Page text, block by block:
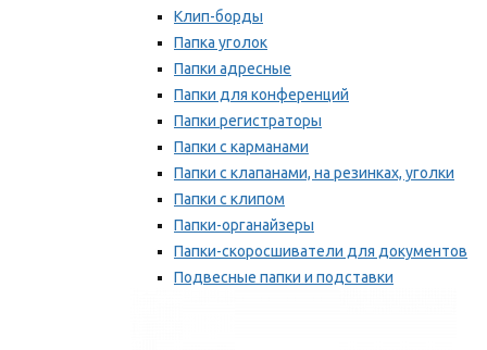
Клип-борды
Папка уголок
Папки адресные
Папки для конференций
Папки регистраторы
Папки с карманами
Папки с клапанами, на резинках, уголки
Папки с клипом
Папки-органайзеры
Папки-скоросшиватели для документов
Подвесные папки и подставки